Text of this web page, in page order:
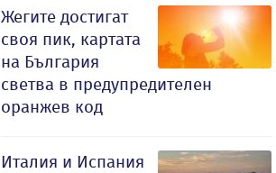
Жегите достигат
своя пик, картата
на България
светва в предупредителен
оранжев код
Италия и Испания